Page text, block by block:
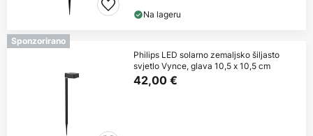
Na lageru
Sponzorirano
Philips LED solarno zemaljsko šiljasto
svjetlo Vynce, glava 10,5 x 10,5 cm
42,00 €